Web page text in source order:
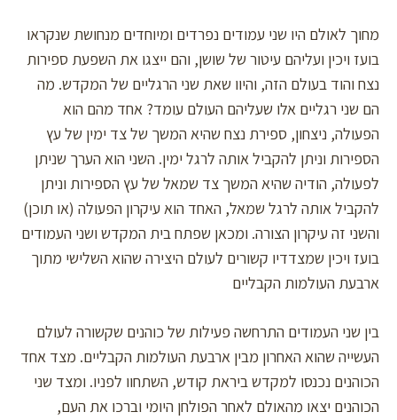
מחוך לאולם היו שני עמודים נפרדים ומיוחדים מנחושת שנקראו
בועז ויכין ועליהם עיטור של שושן, והם ייצגו את השפעת ספירות
נצח והוד בעולם הזה, והיוו שאת שני הרגליים של המקדש. מה
הם שני רגליים אלו שעליהם העולם עומד? אחד מהם הוא
הפעולה, ניצחון, ספירת נצח שהיא המשך של צד ימין של עץ
הספירות וניתן להקביל אותה לרגל ימין. השני הוא הערך שניתן
לפעולה, הודיה שהיא המשך צד שמאל של עץ הספירות וניתן
להקביל אותה לרגל שמאל, האחד הוא עיקרון הפעולה (או תוכן)
והשני זה עיקרון הצורה. ומכאן שפתח בית המקדש ושני העמודים
בועז ויכין שמצדדיו קשורים לעולם היצירה שהוא השלישי מתוך
ארבעת העולמות הקבליים
בין שני העמודים התרחשה פעילות של כוהנים שקשורה לעולם
העשייה שהוא האחרון מבין ארבעת העולמות הקבליים. מצד אחד
הכוהנים נכנסו למקדש ביראת קודש, השתחוו לפניו. ומצד שני
הכוהנים יצאו מהאולם לאחר הפולחן היומי וברכו את העם,